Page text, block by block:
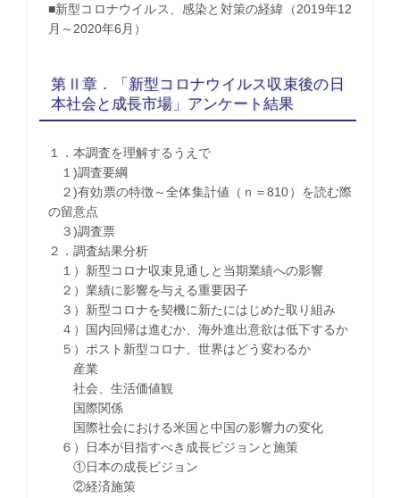
■新型コロナウイルス、感染と対策の経緯（2019年12
月～2020年6月）
第Ⅱ章．「新型コロナウイルス収束後の日
本社会と成長市場」アンケート結果
１．本調査を理解するうえで
１)調査要綱
２)有効票の特徴～全体集計値（ｎ＝810）を読む際
の留意点
３)調査票
２．調査結果分析
１）新型コロナ収束見通しと当期業績への影響
２）業績に影響を与える重要因子
３）新型コロナを契機に新たにはじめた取り組み
４）国内回帰は進むか、海外進出意欲は低下するか
５）ポスト新型コロナ、世界はどう変わるか
産業
社会、生活価値観
国際関係
国際社会における米国と中国の影響力の変化
６）日本が目指すべき成長ビジョンと施策
①日本の成長ビジョン
②経済施策